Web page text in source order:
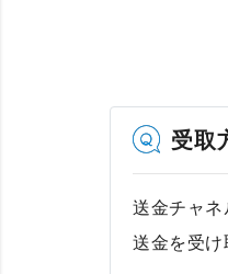
受取
送金チャ
送金を受け